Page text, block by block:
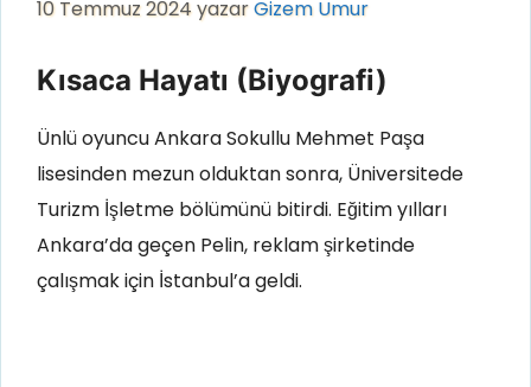
10 Temmuz 2024yazarGizem Umur
Kısaca Hayatı (Biyografi)
Ünlü oyuncu Ankara Sokullu Mehmet Paşa
lisesinden mezun olduktan sonra, Üniversitede
Turizm İşletme bölümünü bitirdi. Eğitim yılları
Ankara’da geçen Pelin, reklam şirketinde
çalışmak için İstanbul’a geldi.